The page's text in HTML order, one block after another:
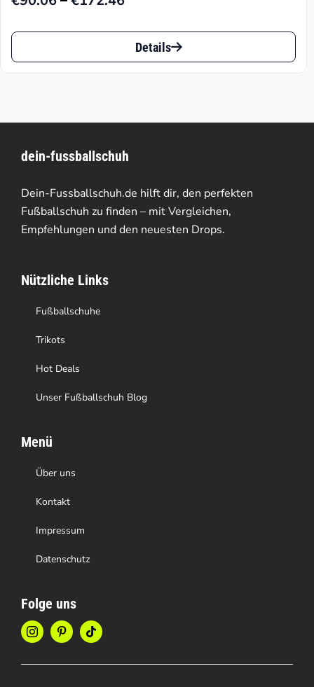
Preisspanne:
€90.06
€172.46
Dieses
Produkt
auf.
Die
Optionen
können
der
Produktseite
gewählt
werden
Details
dein-fussballschuh
Dein-Fussballschuh.de hilft dir, den perfekten
Fußballschuh zu finden – mit Vergleichen,
Empfehlungen und den neuesten Drops.
Nützliche Links
Fußballschuhe
Trikots
Hot Deals
Unser Fußballschuh Blog
Menü
Über uns
Kontakt
Impressum
Datenschutz
Folge uns